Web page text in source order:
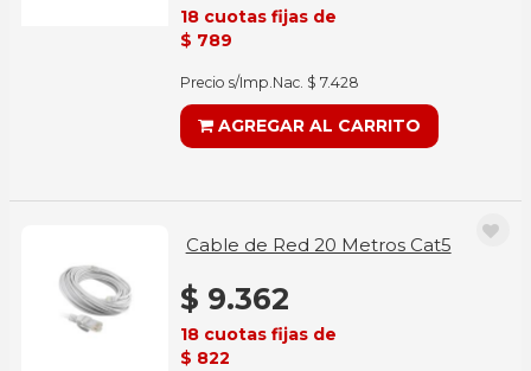
18 cuotas fijas de
$ 789
Precio s/Imp.Nac. $ 7.428
AGREGAR AL CARRITO
Cable de Red 20 Metros Cat5
$ 9.362
18 cuotas fijas de
$ 822